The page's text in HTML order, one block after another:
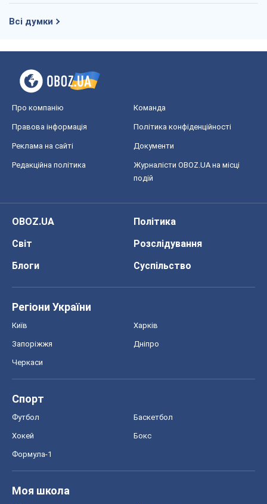
Всі думки
Про компанію Команда
Правова інформація Політика конфіденційності
Реклама на сайті Документи
Редакційна політика
Журналісти OBOZ.UA на місці
подій
OBOZ.UA
Політика
Світ
Розслідування
Блоги
Суспільство
Регіони України
Київ Харків
Запоріжжя Дніпро
Черкаси
Спорт
Футбол Баскетбол
Хокей Бокс
Формула-1
Моя школа